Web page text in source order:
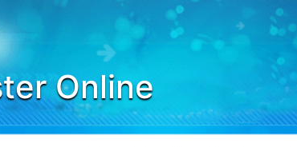
Online